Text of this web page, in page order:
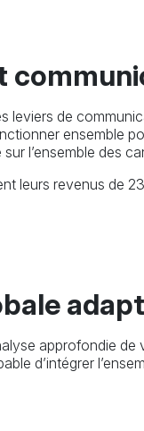
leviers de
ensemble
l’ensemble des
leurs revenus de
approfondie
d’intégrer